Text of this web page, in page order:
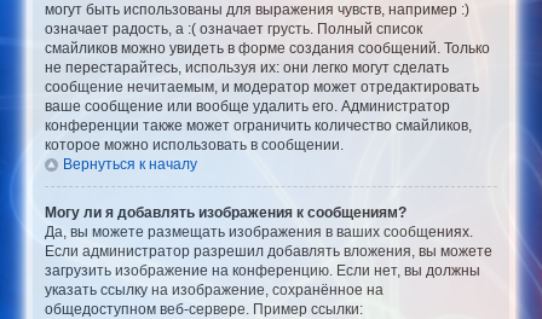
могут быть использованы для выражения чувств, например :)
означает радость, а :( означает грусть. Полный список
смайликов можно увидеть в форме создания сообщений. Только
не перестарайтесь, используя их: они легко могут сделать
сообщение нечитаемым, и модератор может отредактировать
ваше сообщение или вообще удалить его. Администратор
конференции также может ограничить количество смайликов,
которое можно использовать в сообщении.
Вернуться к началу
Могу ли я добавлять изображения к сообщениям?
Да, вы можете размещать изображения в ваших сообщениях.
Если администратор разрешил добавлять вложения, вы можете
загрузить изображение на конференцию. Если нет, вы должны
указать ссылку на изображение, сохранённое на
общедоступном веб-сервере. Пример ссылки: